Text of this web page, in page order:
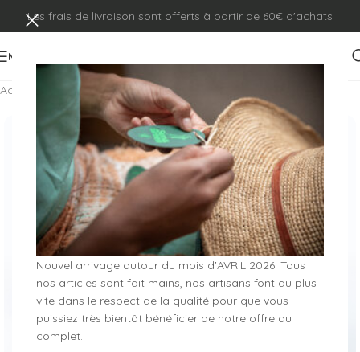
Nouvel arrivage autour du mois d'AVRIL 2026. Tous
nos articles sont fait mains, nos artisans font au plus
vite dans le respect de la qualité pour que vous
puissiez très bientôt bénéficier de notre offre au
complet.
Les frais de livraison sont offerts à partir de 60€ d'achats
MENU
Accueil Pochettes Collection 2025